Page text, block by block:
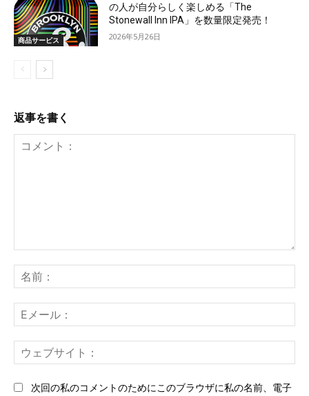
商品サービス
の人が自分らしく楽しめる「The
Stonewall Inn IPA」を数量限定発売！
2026年5月26日
返事を書く
ン
ト：
前
メ
ー
ェ
次回の私のコメントのためにこのブラウザに私の名前、電子